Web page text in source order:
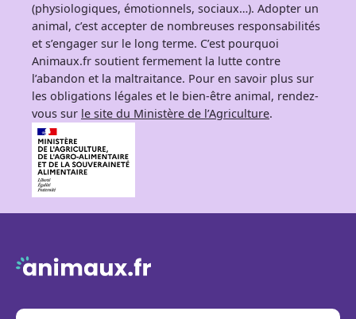
(physiologiques, émotionnels, sociaux…). Adopter un
animal, c’est accepter de nombreuses responsabilités
et s’engager sur le long terme. C’est pourquoi
Animaux.fr soutient fermement la lutte contre
l’abandon et la maltraitance. Pour en savoir plus sur
les obligations légales et le bien-être animal, rendez-
vous sur le site du Ministère de l’Agriculture.